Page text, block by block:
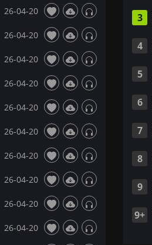
26-04-20
26-04-20
26-04-20
26-04-20
26-04-20
26-04-20
26-04-20
26-04-20
26-04-20
26-04-20
3
4
5
6
7
8
9
9+